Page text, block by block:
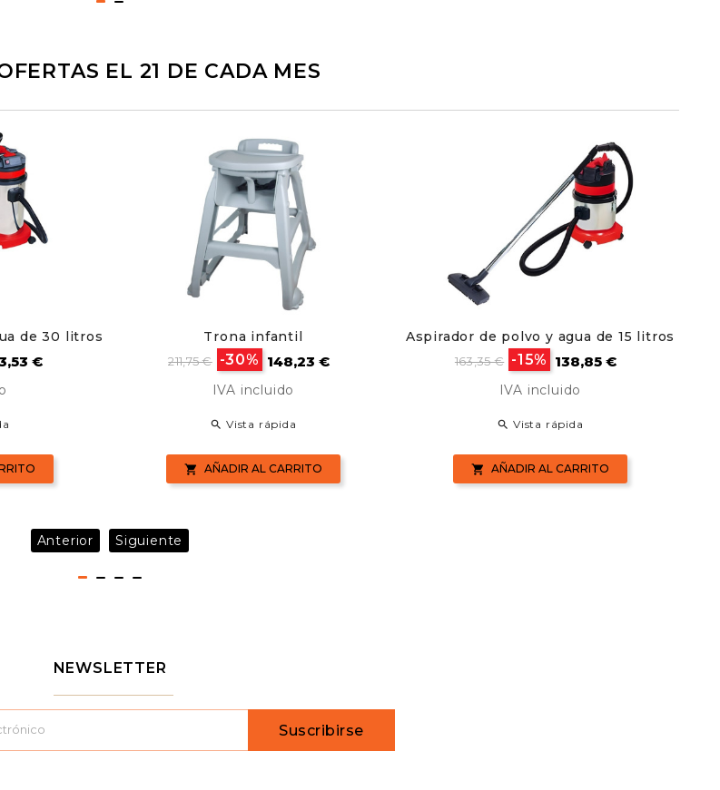
EL 21 DE CADA MES
de 30 litros
€
Trona infantil
Precio
211,75 € -30% Precio
148,23 €
IVA incluido
 Vista rápida
 AÑADIR AL CARRITO
Aspirador de polvo y agua de 15 litros
Precio
163,35 € -15% Precio
138,85 €
IVA incluido
 Vista rápida
 AÑADIR AL CARRITO
Anterior Siguiente
NEWSLETTER
Suscribirse